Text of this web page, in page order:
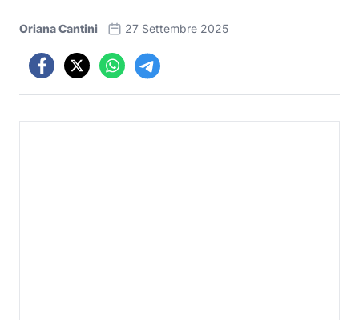
Oriana Cantini 27 Settembre 2025